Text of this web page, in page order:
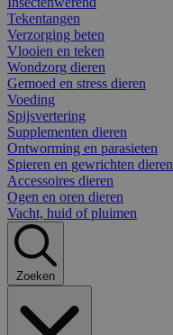
Tekentangen
Verzorging beten
Vlooien en teken
Wondzorg dieren
Gemoed en stress dieren
Voeding
Spijsvertering
Supplementen dieren
Ontworming en parasieten
Spieren en gewrichten dieren
Accessoires dieren
Ogen en oren dieren
Vacht, huid of pluimen
Zoeken